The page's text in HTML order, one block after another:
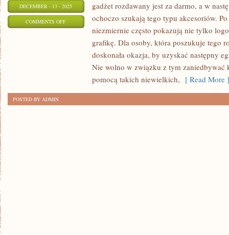
DECEMBER - 13 - 2025
COMMENTS OFFON
DZISIEJSZYCH
gadżet rozdawany jest za darmo, a w
ochoczo szukają tego typu akcesoriów.
niezmiernie często pokazują nie tylko
grafikę. Dla osoby, która poszukuje tego
doskonała okazja, by uzyskać następny
Nie wolno w związku z tym zaniedbywać
pomocą takich niewielkich, [ Read More ]
POSTED BY ADMIN